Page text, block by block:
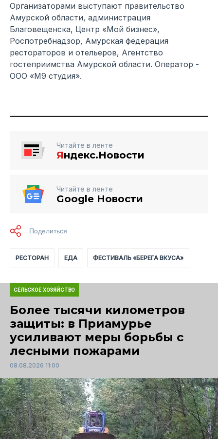
Организаторами выступают правительство
Амурской области, администрация
Благовещенска, Центр «Мой бизнес»,
Роспотребнадзор, Амурская федерация
рестораторов и отельеров, Агентство
гостеприимства Амурской области. Оператор -
ООО «М9 студия».
Читайте в ленте
Яндекс.Новости
Читайте в ленте
Google Новости
РЕСТОРАН ЕДА ФЕСТИВАЛЬ «БЕРЕГА ВКУСА»
СЕЛЬСКОЕ ХОЗЯЙСТВО
Более тысячи километров
защиты: в Приамурье
усиливают меры борьбы с
лесными пожарами
08.08.2026 11:00